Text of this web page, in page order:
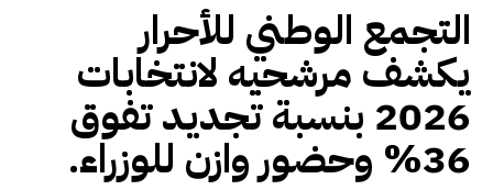
التجمع الوطني للأحرار
يكشف مرشحيه لانتخابات
2026 بنسبة تجديد تفوق
36% وحضور وازن للوزراء.